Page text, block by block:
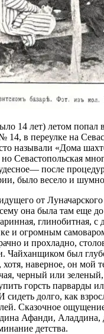
14 лет) летом попал
14, в переулке на
называли «Дома
Севастопольская
после
было весело и
от
она была там еще
глинобитная, с
и огромным
и прохладно,
Чайханщиком был
хотя, наверное, он мой
черный или зеленый,
горсть парварды
долго, как
Сказочное
Афанди,
детства.